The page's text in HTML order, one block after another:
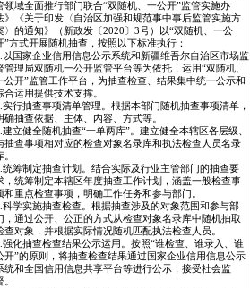
领域全面推行部门联合“双随机、一公开”监管实施办
》《关于印发〈自治区加强和规范事中事后监管实施方
〉的通知》（新政发〔2020〕3号）以“双随机、一公
”方式开展随机抽查，按照以下标准执行：
以国家企业信用信息公示系统和新疆维吾尔自治区市场监
管理局双随机一公开监管平台等为依托，运用“双随机、
公开”监管工作平台，为抽查检查、结果集中统一公示和
合运用提供技术支撑。
实行抽查事项清单管理。根据本部门 随机抽查事项清单，
确抽查依据、主体、内容、方式等。
建立健全随机抽查“一单两库”。建立健全本辖区各层级、
抽查事项相对应的检查对象名录库和执法检查人员名录
。
统筹制定抽查计划。结合实际及行业主管部门的抽查要
，统筹制定本辖区年度抽查工作计划，涵盖一般检查事
和重点检查事项，明确工作任务和参与部门 。
科学实施抽查检查。根据抽查涉及的对象范围和参与部
，通过公开、公正的方式从检查对象名录库中随机抽取
查对象，并根据实际情况随机匹配执法检查人员。
强化抽查检查结果公示运用。按照“谁检查、谁录入、谁
开”的原则，将抽查检查结果通过国家企业信用信息公示
统和全国信用信息共享平台等进行公示，接受社会监
。